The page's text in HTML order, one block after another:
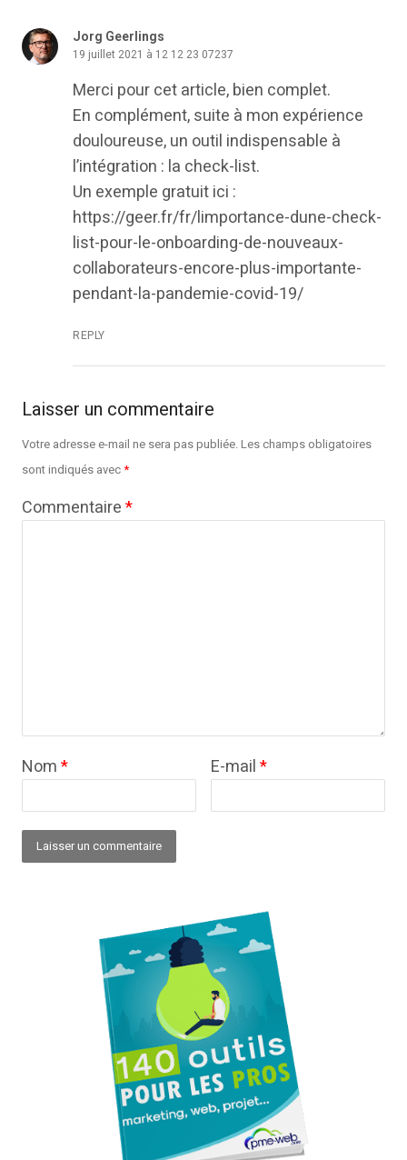
Jorg Geerlings
19 juillet 2021 à 12 12 23 07237
Merci pour cet article, bien complet.
En complément, suite à mon expérience
douloureuse, un outil indispensable à
l’intégration : la check-list.
Un exemple gratuit ici :
https://geer.fr/fr/limportance-dune-check-
list-pour-le-onboarding-de-nouveaux-
collaborateurs-encore-plus-importante-
pendant-la-pandemie-covid-19/
REPLY
Laisser un commentaire
Votre adresse e-mail ne sera pas publiée.Les champs obligatoires
sont indiqués avec*
Commentaire*
Nom* E-mail*